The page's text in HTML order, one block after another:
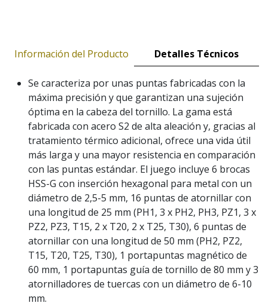
Información del Producto Detalles Técnicos
Se caracteriza por unas puntas fabricadas con la
máxima precisión y que garantizan una sujeción
óptima en la cabeza del tornillo. La gama está
fabricada con acero S2 de alta aleación y, gracias al
tratamiento térmico adicional, ofrece una vida útil
más larga y una mayor resistencia en comparación
con las puntas estándar. El juego incluye 6 brocas
HSS-G con inserción hexagonal para metal con un
diámetro de 2,5-5 mm, 16 puntas de atornillar con
una longitud de 25 mm (PH1, 3 x PH2, PH3, PZ1, 3 x
PZ2, PZ3, T15, 2 x T20, 2 x T25, T30), 6 puntas de
atornillar con una longitud de 50 mm (PH2, PZ2,
T15, T20, T25, T30), 1 portapuntas magnético de
60 mm, 1 portapuntas guía de tornillo de 80 mm y 3
atornilladores de tuercas con un diámetro de 6-10
mm.